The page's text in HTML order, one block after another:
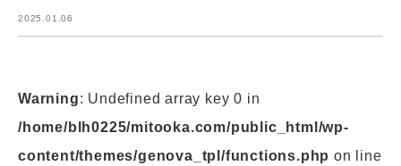
2025.01.06
Warning: Undefined array key 0 in
/home/blh0225/mitooka.com/public_html/wp-
content/themes/genova_tpl/functions.php on line